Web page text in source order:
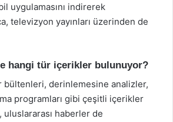
uygulamasını indirerek
televizyon yayınları üzerinden de
hangi tür içerikler bulunuyor?
bültenleri, derinlemesine analizler,
programları gibi çeşitli içerikler
uluslararası haberler de